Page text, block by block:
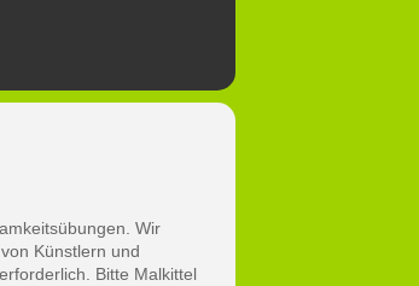
Wir
Künstlern und
Bitte Malkittel